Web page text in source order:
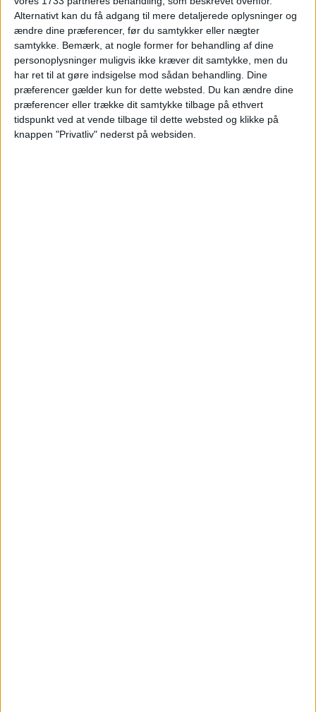
Alternativt kan du få adgang til mere detaljerede oplysninger og
ændre dine præferencer, før du samtykker eller nægter
samtykke. Bemærk, at nogle former for behandling af dine
personoplysninger muligvis ikke kræver dit samtykke, men du
har ret til at gøre indsigelse mod sådan behandling. Dine
præferencer gælder kun for dette websted. Du kan ændre dine
præferencer eller trække dit samtykke tilbage på ethvert
tidspunkt ved at vende tilbage til dette websted og klikke på
knappen "Privatliv" nederst på websiden.
Ryd valg Vis hotel
Læs videre efter Annoncen
Annonce